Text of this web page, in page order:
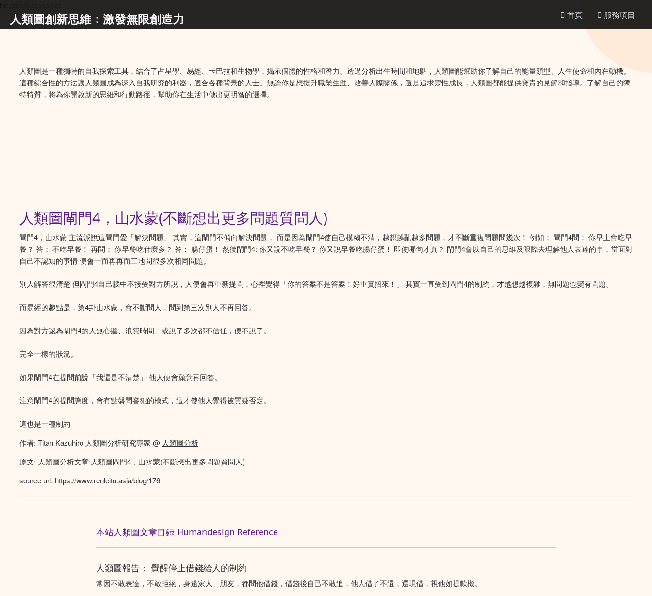
人類圖創新思維：激發無限創造力 首頁 服務項目
人類圖是一種獨特的自我探索工具，結合了占星學、易經、卡巴拉和生物學，揭示個體的性格和潛力。透過分析出生時間和地點，人類圖能幫助你了解自己的能量類型、人生使命和內在動機。
這種綜合性的方法讓人類圖成為深入自我研究的利器，適合各種背景的人士。無論你是想提升職業生涯、改善人際關係，還是追求靈性成長，人類圖都能提供寶貴的見解和指導。了解自己的獨
特特質，將為你開啟新的思維和行動路徑，幫助你在生活中做出更明智的選擇。
人類圖閘門4，山水蒙(不斷想出更多問題質問人)
閘門4，山水蒙 主流派說這閘門愛「解決問題」 其實，這閘門不傾向解決問題， 而是因為閘門4使自己模糊不清，越想越亂越多問題，才不斷重複問題問幾次！ 例如： 閘門4問： 你早上會吃早
餐？ 答： 不吃早餐！ 再問： 你早餐吃什麼多？ 答： 腸仔蛋！ 然後閘門4: 你又說不吃早餐？ 你又說早餐吃腸仔蛋！ 即使哪句才真？ 閘門4會以自己的思維及限際去理解他人表達的事，當面對
自己不認知的事情 便會一而再再而三地問很多次相同問題。
別人解答很清楚 但閘門4自己腦中不接受對方所說，人便會再重新提問，心裡覺得「你的答案不是答案！好重實招來！」 其實一直受到閘門4的制約，才越想越複雜，無問題也變有問題。
而易經的趣點是，第4卦山水蒙，會不斷問人，問到第三次別人不再回答。
因為對方認為閘門4的人無心聽、浪費時間、或說了多次都不信任，便不說了。
完全一樣的狀況。
如果閘門4在提問前說「我還是不清楚」 他人便會願意再回答。
注意閘門4的提問態度，會有點盤問審犯的模式，這才使他人覺得被質疑否定。
這也是一種制約
作者: Titan Kazuhiro 人類圖分析研究專家 @ 人類圖分析
原文: 人類圖分析文章:人類圖閘門4，山水蒙(不斷想出更多問題質問人)
source url: https://www.renleitu.asia/blog/176
本站人類圖文章目録 Humandesign Reference
人類圖報告： 覺醒停止借錢給人的制約
常因不敢表達，不敢拒絕，身邊家人、朋友，都問他借錢，借錢後自己不敢追，他人借了不還，還現借，視他如提款機。